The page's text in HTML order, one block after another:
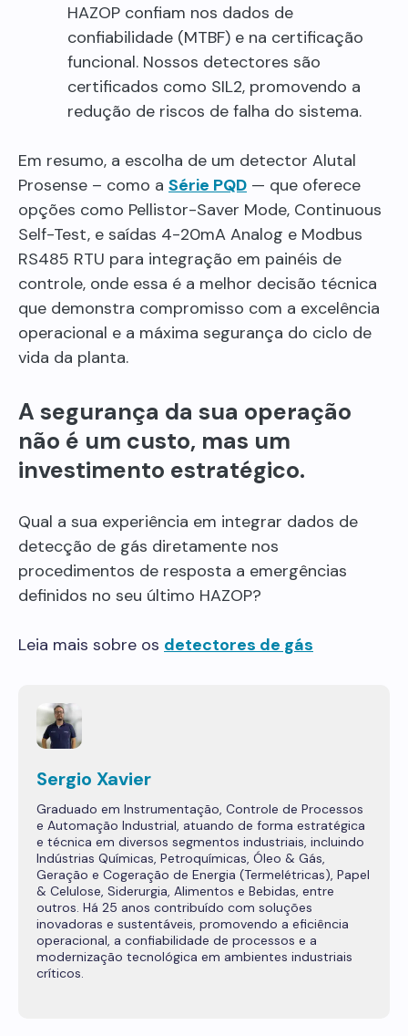
HAZOP confiam nos dados de
confiabilidade (MTBF) e na certificação
funcional. Nossos detectores são
certificados como SIL2, promovendo a
redução de riscos de falha do sistema.
Em resumo, a escolha de um detector Alutal
Prosense – como a Série PQD — que oferece
opções como Pellistor-Saver Mode, Continuous
Self-Test, e saídas 4-20mA Analog e Modbus
RS485 RTU para integração em painéis de
controle, onde essa é a melhor decisão técnica
que demonstra compromisso com a excelência
operacional e a máxima segurança do ciclo de
vida da planta.
A segurança da sua operação
não é um custo, mas um
investimento estratégico.
Qual a sua experiência em integrar dados de
detecção de gás diretamente nos
procedimentos de resposta a emergências
definidos no seu último HAZOP?
Leia mais sobre os detectores de gás
Sergio Xavier
Graduado em Instrumentação, Controle de Processos
e Automação Industrial, atuando de forma estratégica
e técnica em diversos segmentos industriais, incluindo
Indústrias Químicas, Petroquímicas, Óleo & Gás,
Geração e Cogeração de Energia (Termelétricas), Papel
& Celulose, Siderurgia, Alimentos e Bebidas, entre
outros. Há 25 anos contribuído com soluções
inovadoras e sustentáveis, promovendo a eficiência
operacional, a confiabilidade de processos e a
modernização tecnológica em ambientes industriais
críticos.